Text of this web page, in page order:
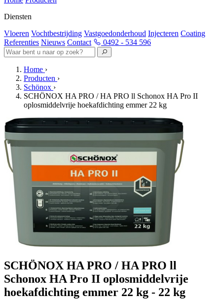
Diensten
Vloeren Vochtbestrijding Vastgoedonderhoud Injecteren Coating
Referenties Nieuws Contact 0492 - 534 596
Home ›
Producten ›
Schönox ›
SCHÖNOX HA PRO / HA PRO ll Schonox HA Pro II
oplosmiddelvrije hoekafdichting emmer 22 kg
SCHÖNOX HA PRO / HA PRO ll
Schonox HA Pro II oplosmiddelvrije
hoekafdichting emmer 22 kg - 22 kg